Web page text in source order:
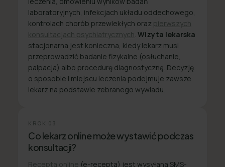
laboratoryjnych, infekcjach układu oddechowego,
kontrolach chorób przewlekłych oraz pierwszych
konsultacjach psychiatrycznych Wizyta lekarska
stacjonarna jest konieczna, kiedy lekarz musi
przeprowadzić badanie fizykalne (osłuchanie,
palpacja) albo procedurę diagnostyczną. Decyzję
o sposobie i miejscu leczenia podejmuje zawsze
lekarz na podstawie zebranego wywiadu.
KROK 03
Co lekarz online może wystawić podczas
konsultacji?
Recepta online (e-recepta) jest wysyłana SMS-